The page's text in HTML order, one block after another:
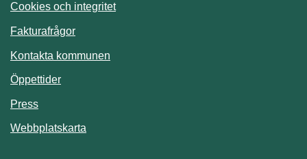
Cookies och integritet
Fakturafrågor
Kontakta kommunen
Öppettider
Press
Webbplatskarta